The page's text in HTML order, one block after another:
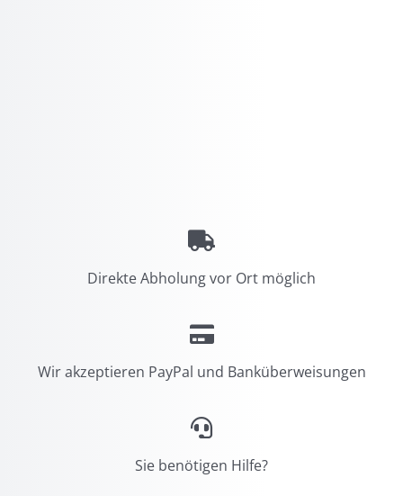
Direkte Abholung vor Ort möglich
Wir akzeptieren PayPal und Banküberweisungen
Sie benötigen Hilfe?